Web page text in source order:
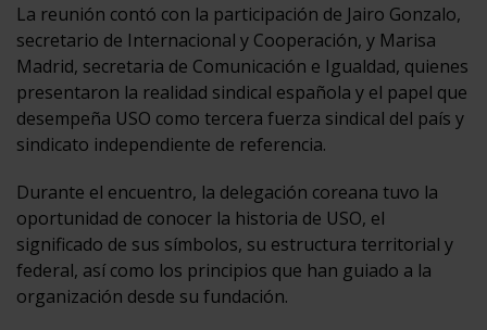
La reunión contó con la participación de Jairo Gonzalo,
secretario de Internacional y Cooperación, y Marisa
Madrid, secretaria de Comunicación e Igualdad, quienes
presentaron la realidad sindical española y el papel que
desempeña USO como tercera fuerza sindical del país y
sindicato independiente de referencia.
Durante el encuentro, la delegación coreana tuvo la
oportunidad de conocer la historia de USO, el
significado de sus símbolos, su estructura territorial y
federal, así como los principios que han guiado a la
organización desde su fundación.